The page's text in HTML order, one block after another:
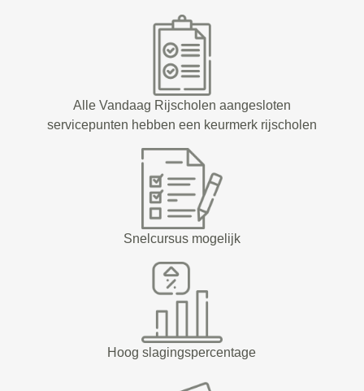
Alle Vandaag Rijscholen aangesloten
servicepunten hebben een keurmerk rijscholen
Snelcursus mogelijk
Hoog slagingspercentage